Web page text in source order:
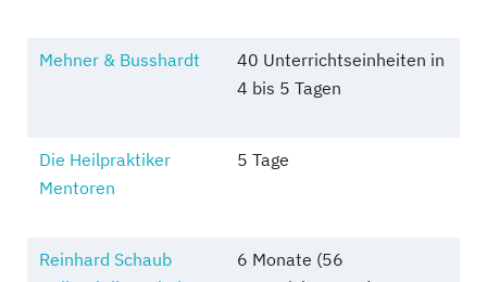
Mehner & Busshardt
40 Unterrichtseinheiten in
4 bis 5 Tagen
Die Heilpraktiker
Mentoren
5 Tage
Reinhard Schaub
6 Monate (56